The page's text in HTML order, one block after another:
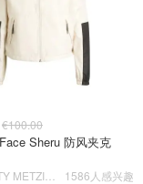
€100.00
Sheru 防风夹克
1586人感兴趣